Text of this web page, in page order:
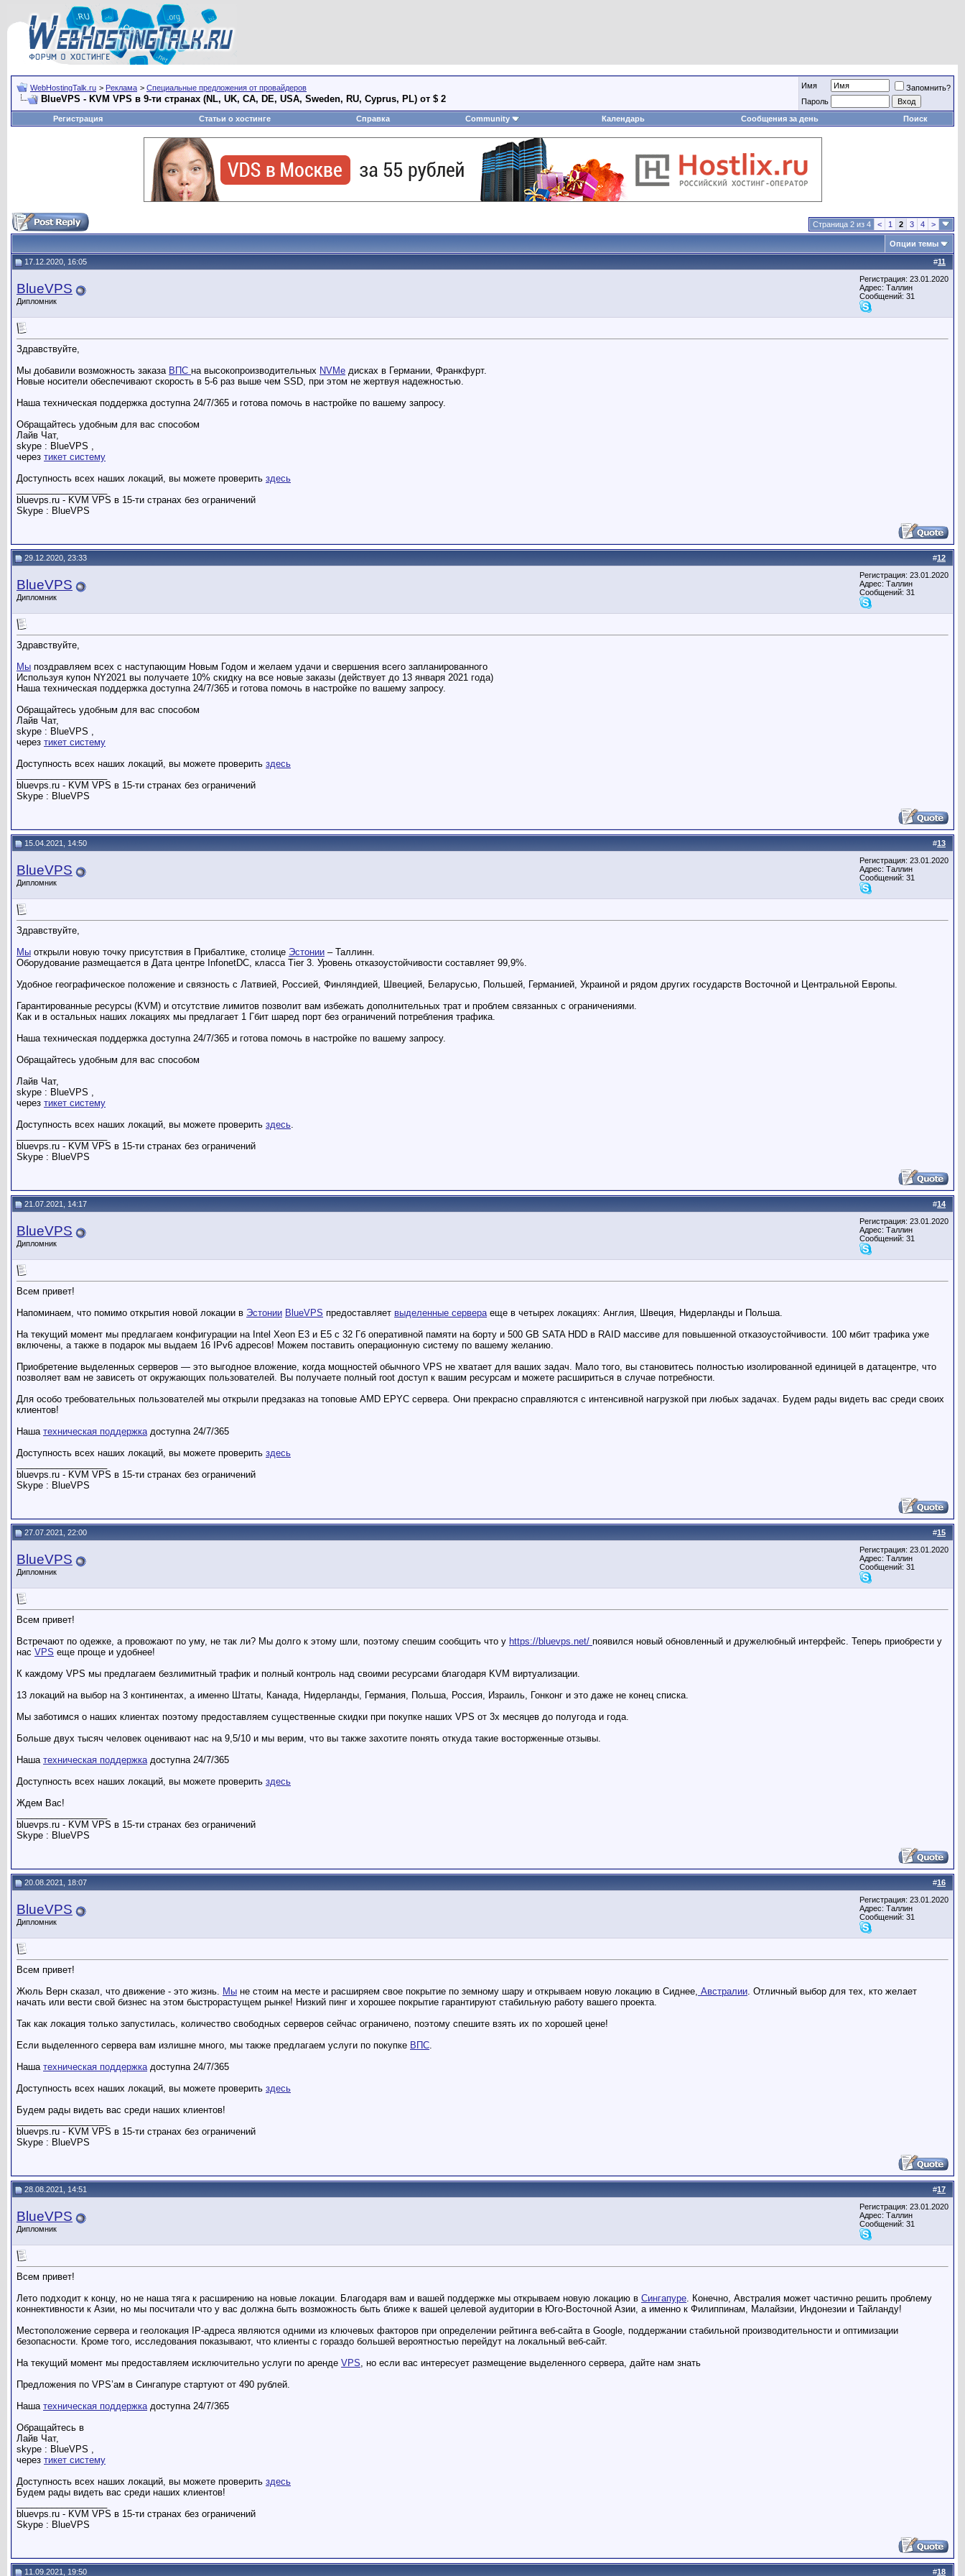
WebHostingTalk.ru > Реклама > Специальные предложения от провайдеров
BlueVPS - KVM VPS в 9-ти странах (NL, UK, CA, DE, USA, Sweden, RU, Cyprus, PL) от $ 2
Имя
Запомнить?
Пароль
Регистрация
Статьи о хостинге Справка Community Календарь Сообщения за день Поиск
Страница 2 из 4 < 1 2 3 4 >
Опции темы
#11
17.12.2020, 16:05
BlueVPS
Дипломник
Регистрация: 23.01.2020
Адрес: Таллин
Сообщений: 31
Здравствуйте,
Мы добавили возможность заказа ВПС на высокопроизводительных NVMe дисках в Германии, Франкфурт.
Новые носители обеспечивают скорость в 5-6 раз выше чем SSD, при этом не жертвуя надежностью.
Наша техническая поддержка доступна 24/7/365 и готова помочь в настройке по вашему запросу.
Обращайтесь удобным для вас способом
Лайв Чат,
skype : BlueVPS ,
через тикет систему
Доступность всех наших локаций, вы можете проверить здесь
bluevps.ru - KVM VPS в 15-ти странах без ограничений
Skype : BlueVPS
#12
29.12.2020, 23:33
BlueVPS
Дипломник
Регистрация: 23.01.2020
Адрес: Таллин
Сообщений: 31
Здравствуйте,
Мы поздравляем всех с наступающим Новым Годом и желаем удачи и свершения всего запланированного
Используя купон NY2021 вы получаете 10% скидку на все новые заказы (действует до 13 января 2021 года)
Наша техническая поддержка доступна 24/7/365 и готова помочь в настройке по вашему запросу.
Обращайтесь удобным для вас способом
Лайв Чат,
skype : BlueVPS ,
через тикет систему
Доступность всех наших локаций, вы можете проверить здесь
bluevps.ru - KVM VPS в 15-ти странах без ограничений
Skype : BlueVPS
#13
15.04.2021, 14:50
BlueVPS
Дипломник
Регистрация: 23.01.2020
Адрес: Таллин
Сообщений: 31
Здравствуйте,
Мы открыли новую точку присутствия в Прибалтике, столице Эстонии – Таллинн.
Оборудование размещается в Дата центре InfonetDC, класса Tier 3. Уровень отказоустойчивости составляет 99,9%.
Удобное географическое положение и связность с Латвией, Россией, Финляндией, Швецией, Беларусью, Польшей, Германией, Украиной и рядом других государств Восточной и Центральной Европы.
Гарантированные ресурсы (KVM) и отсутствие лимитов позволит вам избежать дополнительных трат и проблем связанных с ограничениями.
Как и в остальных наших локациях мы предлагает 1 Гбит шаред порт без ограничений потребления трафика.
Наша техническая поддержка доступна 24/7/365 и готова помочь в настройке по вашему запросу.
Обращайтесь удобным для вас способом
Лайв Чат,
skype : BlueVPS ,
через тикет систему
Доступность всех наших локаций, вы можете проверить здесь.
bluevps.ru - KVM VPS в 15-ти странах без ограничений
Skype : BlueVPS
#14
21.07.2021, 14:17
BlueVPS
Дипломник
Регистрация: 23.01.2020
Адрес: Таллин
Сообщений: 31
Всем привет!
Напоминаем, что помимо открытия новой локации в Эстонии BlueVPS предоставляет выделенные сервераеще в четырех локациях: Англия, Швеция, Нидерланды и Польша.
На текущий момент мы предлагаем конфигурации на Intel Xeon E3 и E5 c 32 Гб оперативной памяти на борту и 500 GB SATA HDD в RAID массиве для повышенной отказоустойчивости. 100 мбит трафика уже
включены, а также в подарок мы выдаем 16 IPv6 адресов! Можем поставить операционную систему по вашему желанию.
Приобретение выделенных серверов — это выгодное вложение, когда мощностей обычного VPS не хватает для ваших задач. Мало того, вы становитесь полностью изолированной единицей в датацентре, что
позволяет вам не зависеть от окружающих пользователей. Вы получаете полный root доступ к вашим ресурсам и можете расшириться в случае потребности.
Для особо требовательных пользователей мы открыли предзаказ на топовые AMD EPYC сервера. Они прекрасно справляются с интенсивной нагрузкой при любых задачах. Будем рады видеть вас среди своих
клиентов!
Наша техническая поддержкадоступна 24/7/365
Доступность всех наших локаций, вы можете проверить здесь
bluevps.ru - KVM VPS в 15-ти странах без ограничений
Skype : BlueVPS
#15
27.07.2021, 22:00
BlueVPS
Дипломник
Регистрация: 23.01.2020
Адрес: Таллин
Сообщений: 31
Всем привет!
Встречают по одежке, а провожают по уму, не так ли? Мы долго к этому шли, поэтому спешим сообщить что у https://bluevps.net/ появился новый обновленный и дружелюбный интерфейс. Теперь приобрести у
нас VPS еще проще и удобнее!
К каждому VPS мы предлагаем безлимитный трафик и полный контроль над своими ресурсами благодаря KVM виртуализации.
13 локаций на выбор на 3 континентах, а именно Штаты, Канада, Нидерланды, Германия, Польша, Россия, Израиль, Гонконг и это даже не конец списка.
Мы заботимся о наших клиентах поэтому предоставляем существенные скидки при покупке наших VPS от 3х месяцев до полугода и года.
Больше двух тысяч человек оценивают нас на 9,5/10 и мы верим, что вы также захотите понять откуда такие восторженные отзывы.
Наша техническая поддержкадоступна 24/7/365
Доступность всех наших локаций, вы можете проверить здесь
Ждем Вас!
bluevps.ru - KVM VPS в 15-ти странах без ограничений
Skype : BlueVPS
#16
20.08.2021, 18:07
BlueVPS
Дипломник
Регистрация: 23.01.2020
Адрес: Таллин
Сообщений: 31
Всем привет!
Жюль Верн сказал, что движение - это жизнь. Мы не стоим на месте и расширяем свое покрытие по земному шару и открываем новую локацию в Сиднее, Австралии. Отличный выбор для тех, кто желает
начать или вести свой бизнес на этом быстрорастущем рынке! Низкий пинг и хорошее покрытие гарантируют стабильную работу вашего проекта.
Так как локация только запустилась, количество свободных серверов сейчас ограничено, поэтому спешите взять их по хорошей цене!
Если выделенного сервера вам излишне много, мы также предлагаем услуги по покупке ВПС.
Наша техническая поддержкадоступна 24/7/365
Доступность всех наших локаций, вы можете проверить здесь
Будем рады видеть вас среди наших клиентов!
bluevps.ru - KVM VPS в 15-ти странах без ограничений
Skype : BlueVPS
#17
28.08.2021, 14:51
BlueVPS
Дипломник
Регистрация: 23.01.2020
Адрес: Таллин
Сообщений: 31
Всем привет!
Лето подходит к концу, но не наша тяга к расширению на новые локации. Благодаря вам и вашей поддержке мы открываем новую локацию в Сингапуре. Конечно, Австралия может частично решить проблему
коннективности к Азии, но мы посчитали что у вас должна быть возможность быть ближе к вашей целевой аудитории в Юго-Восточной Азии, а именно к Филиппинам, Малайзии, Индонезии и Тайланду!
Местоположение сервера и геолокация IP-адреса являются одними из ключевых факторов при определении рейтинга веб-сайта в Google, поддержании стабильной производительности и оптимизации
безопасности. Кроме того, исследования показывают, что клиенты с гораздо большей вероятностью перейдут на локальный веб-сайт.
На текущий момент мы предоставляем исключительно услуги по аренде VPS, но если вас интересует размещение выделенного сервера, дайте нам знать
Предложения по VPS’ам в Сингапуре стартуют от 490 рублей.
Наша техническая поддержкадоступна 24/7/365
Обращайтесь в
Лайв Чат,
skype : BlueVPS ,
через тикет систему
Доступность всех наших локаций, вы можете проверить здесь
Будем рады видеть вас среди наших клиентов!
bluevps.ru - KVM VPS в 15-ти странах без ограничений
Skype : BlueVPS
#18
11.09.2021, 19:50